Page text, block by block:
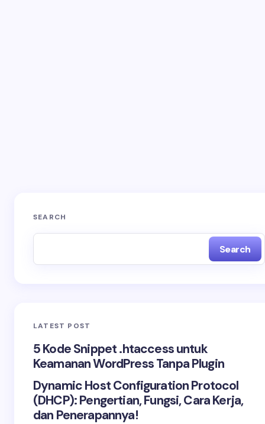
SEARCH
Search
LATEST POST
5 Kode Snippet .htaccess untuk
Keamanan WordPress Tanpa Plugin
Dynamic Host Configuration Protocol
(DHCP): Pengertian, Fungsi, Cara Kerja,
dan Penerapannya!